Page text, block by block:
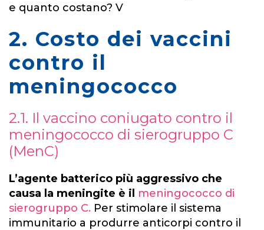
e quanto costano? V
2. Costo dei vaccini
contro il
meningococco
2.1. Il vaccino coniugato contro il
meningococco di sierogruppo C
(MenC)
L’agente batterico più aggressivo che
causa la meningite è il meningococco di
sierogruppo C. Per stimolare il sistema
immunitario a produrre anticorpi contro il